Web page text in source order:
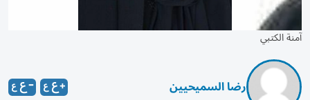
آمنة الكتبي
رضا السميحيين